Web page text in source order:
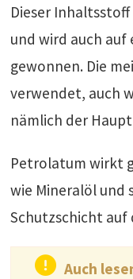
Dieser
und wird auch auf
gewonnen. Die
verwendet, auch
nämlich der
Petrolatum wirkt
wie Mineralöl und
Schutzschicht auf
Auch